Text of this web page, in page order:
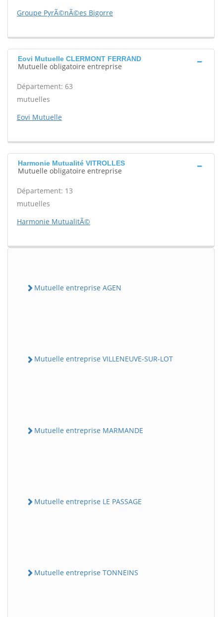
Groupe PyrÃ©nÃ©es Bigorre
Eovi Mutuelle CLERMONT FERRAND
Mutuelle obligatoire entreprise
Département: 63
mutuelles
Eovi Mutuelle
Harmonie Mutualité VITROLLES
Mutuelle obligatoire entreprise
Département: 13
mutuelles
Harmonie MutualitÃ©
Mutuelle entreprise AGEN
Mutuelle entreprise VILLENEUVE-SUR-LOT
Mutuelle entreprise MARMANDE
Mutuelle entreprise LE PASSAGE
Mutuelle entreprise TONNEINS